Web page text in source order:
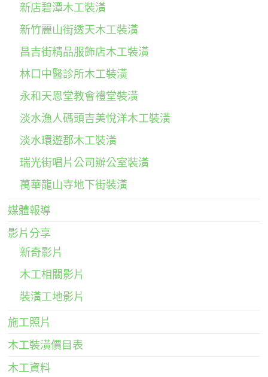
新店碧潭木工裝潢
新竹麗山街透天木工裝潢
昌吉街精品服飾店木工裝潢
林口中醫診所木工裝潢
永和天恩堂教會禮堂裝潢
淡水漁人碼頭吉美悅洋木工裝潢
淡水環遊郡木工裝潢
瑞光街唱片公司辦公室裝潢
萬華龍山寺地下街裝潢
媒體報導
影片分享
新奇影片
木工相關影片
裝潢工地影片
施工照片
木工裝潢價目表
木工資料